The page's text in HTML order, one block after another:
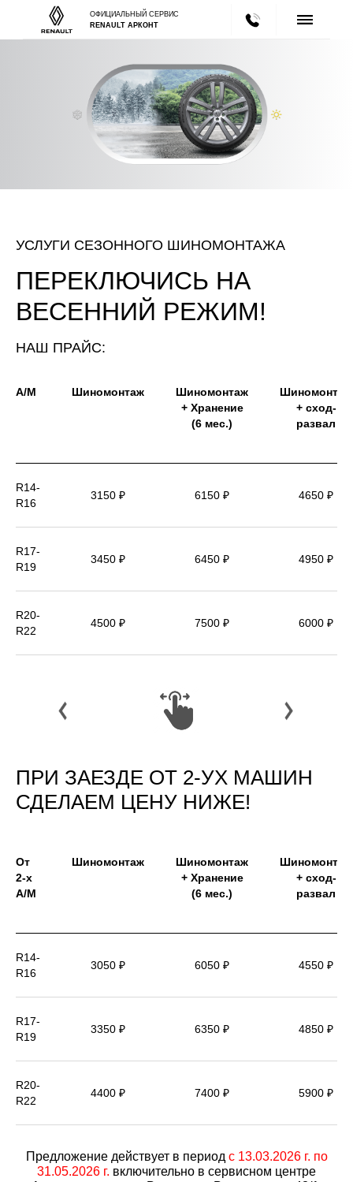
ОФИЦИАЛЬНЫЙ СЕРВИС
RENAULT АРКОНТ
УСЛУГИ СЕЗОННОГО ШИНОМОНТАЖА
ПЕРЕКЛЮЧИСЬ НА
ВЕСЕННИЙ РЕЖИМ!
НАШ ПРАЙС:
А/М Шиномонтаж
Шиномонтаж
+ Хранение
(6 мес.)
Шиномонтаж
+ сход-
развал
R14-
R16
3150 ₽ 6150 ₽ 4650 ₽
R17-
R19
3450 ₽ 6450 ₽ 4950 ₽
R20-
R22
4500 ₽ 7500 ₽ 6000 ₽
ПРИ ЗАЕЗДЕ ОТ 2-УХ МАШИН
СДЕЛАЕМ ЦЕНУ НИЖЕ!
От
2-х
А/М
Шиномонтаж
Шиномонтаж
+ Хранение
(6 мес.)
Шиномонтаж
+ сход-
развал
R14-
R16
3050 ₽ 6050 ₽ 4550 ₽
R17-
R19
3350 ₽ 6350 ₽ 4850 ₽
R20-
R22
4400 ₽ 7400 ₽ 5900 ₽
Предложение действует в период с 13.03.2026 г. по
31.05.2026 г. включительно в сервисном центре